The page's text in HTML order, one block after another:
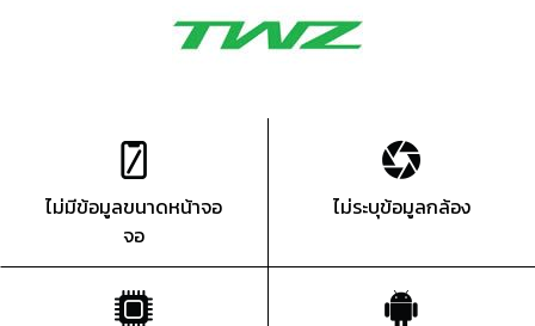
ไม่มีข้อมูลขนาดหน้าจอ
จอ
ไม่ระบุข้อมูลกล้อง